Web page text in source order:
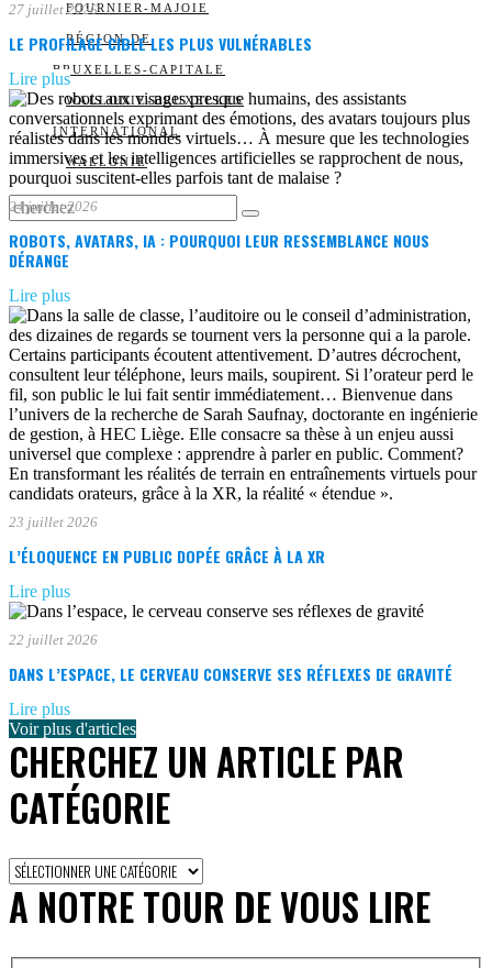
FOURNIER-MAJOIE
RÉGION DE
BRUXELLES-CAPITALE
WALLONIE-BRUXELLES
INTERNATIONAL
WALLONIE
27 juillet 2026
LE PROFILAGE CIBLE LES PLUS VULNÉRABLES
Lire plus
24 juillet 2026
ROBOTS, AVATARS, IA : POURQUOI LEUR RESSEMBLANCE NOUS
DÉRANGE
Lire plus
23 juillet 2026
L’ÉLOQUENCE EN PUBLIC DOPÉE GRÂCE À LA XR
Lire plus
22 juillet 2026
DANS L’ESPACE, LE CERVEAU CONSERVE SES RÉFLEXES DE GRAVITÉ
Lire plus
Voir plus d'articles
CHERCHEZ UN ARTICLE PAR
CATÉGORIE
Cherchez
un
article
par
A NOTRE TOUR DE VOUS LIRE